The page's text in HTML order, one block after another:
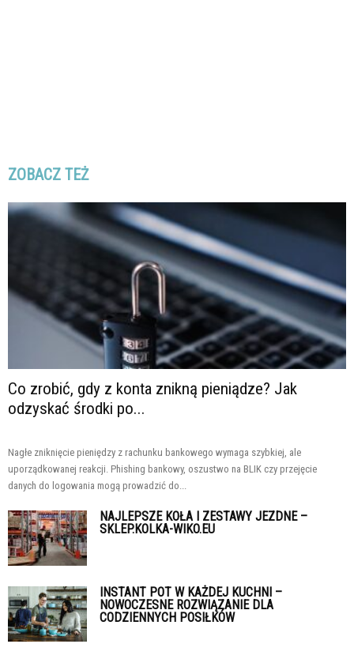
ZOBACZ TEŻ
Co zrobić, gdy z konta znikną pieniądze? Jak
odzyskać środki po...
Nagłe zniknięcie pieniędzy z rachunku bankowego wymaga szybkiej, ale
uporządkowanej reakcji. Phishing bankowy, oszustwo na BLIK czy przejęcie
danych do logowania mogą prowadzić do...
NAJLEPSZE KOŁA I ZESTAWY JEZDNE –
SKLEP.KOLKA-WIKO.EU
INSTANT POT W KAŻDEJ KUCHNI –
NOWOCZESNE ROZWIĄZANIE DLA
CODZIENNYCH POSIŁKÓW